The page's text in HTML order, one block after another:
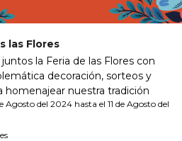
las Flores
la Feria de las Flores con
decoración, sorteos y
homenajear nuestra tradición
Agosto del 2024 hasta el 11 de Agosto del